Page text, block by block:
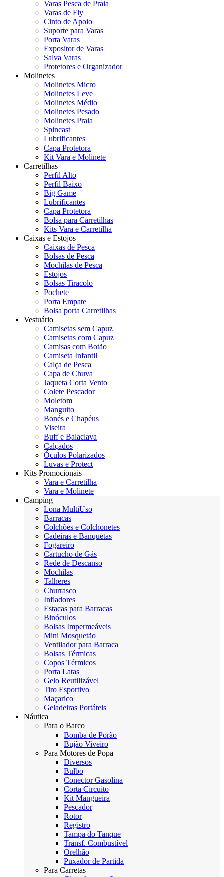
Varas Pesca de Praia
Varas de Fly
Cinto de Apoio
Suporte para Varas
Porta Varas
Expositor de Varas
Salva Varas
Protetores e Organizador
Molinetes
Molinetes Micro
Molinetes Leve
Molinetes Médio
Molinetes Pesado
Molinetes Praia
Spincast
Lubrificantes
Capa Protetora
Kit Vara e Molinete
Carretilhas
Perfil Alto
Perfil Baixo
Big Game
Lubrificantes
Capa Protetora
Bolsa para Carretilhas
Kits Vara e Carretilha
Caixas e Estojos
Caixas de Pesca
Bolsas de Pesca
Mochilas de Pesca
Estojos
Bolsas Tiracolo
Pochete
Porta Empate
Bolsa porta Carretilhas
Vestuário
Camisetas sem Capuz
Camisetas com Capuz
Camisas com Botão
Camiseta Infantil
Calça de Pesca
Capa de Chuva
Jaqueta Corta Vento
Colete Pescador
Moletom
Manguito
Bonés e Chapéus
Viseira
Buff e Balaclava
Calçados
Óculos Polarizados
Luvas e Protect
Kits Promocionais
Vara e Carretilha
Vara e Molinete
Camping
Lona MultiUso
Barracas
Colchões e Colchonetes
Cadeiras e Banquetas
Fogareiro
Cartucho de Gás
Rede de Descanso
Mochilas
Talheres
Churrasco
Infladores
Estacas para Barracas
Binóculos
Bolsas Impermeáveis
Mini Mosquetão
Ventilador para Barraca
Bolsas Térmicas
Copos Térmicos
Porta Latas
Gelo Reutilizável
Tiro Esportivo
Maçarico
Geladeiras Portáteis
Náutica
Para o Barco
Bomba de Porão
Bujão Viveiro
Para Motores de Popa
Diversos
Bulbo
Conector Gasolina
Corta Circuito
Kit Mangueira
Pescador
Rotor
Registro
Tampa do Tanque
Transf. Combustível
Orelhão
Puxador de Partida
Para Carretas